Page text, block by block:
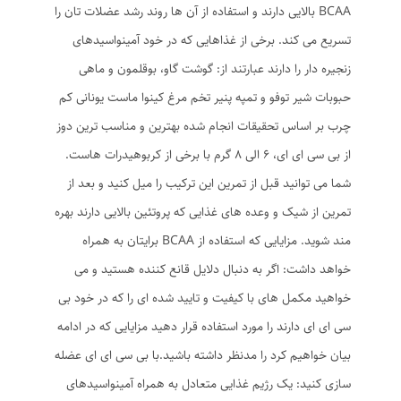
BCAA بالایی دارند و استفاده از آن ها روند رشد عضلات تان را
تسریع می کند. برخی از غذاهایی که در خود آمینواسیدهای
زنجیره دار را دارند عبارتند از: گوشت گاو، بوقلمون و ماهی
حبوبات شیر توفو و تمپه پنیر تخم مرغ کینوا ماست یونانی کم
چرب بر اساس تحقیقات انجام شده بهترین و مناسب ترین دوز
از بی سی ای ای، 6 الی 8 گرم با برخی از کربوهیدرات هاست.
شما می توانید قبل از تمرین این ترکیب را میل کنید و بعد از
تمرین از شیک و وعده های غذایی که پروتئین بالایی دارند بهره
مند شوید. مزایایی که استفاده از BCAA برایتان به همراه
خواهد داشت: اگر به دنبال دلایل قانع کننده هستید و می
خواهید مکمل های با کیفیت و تایید شده ای را که در خود بی
سی ای ای دارند را مورد استفاده قرار دهید مزایایی که در ادامه
بیان خواهیم کرد را مدنظر داشته باشید.با بی سی ای ای عضله
سازی کنید: یک رژیم غذایی متعادل به همراه آمینواسیدهای